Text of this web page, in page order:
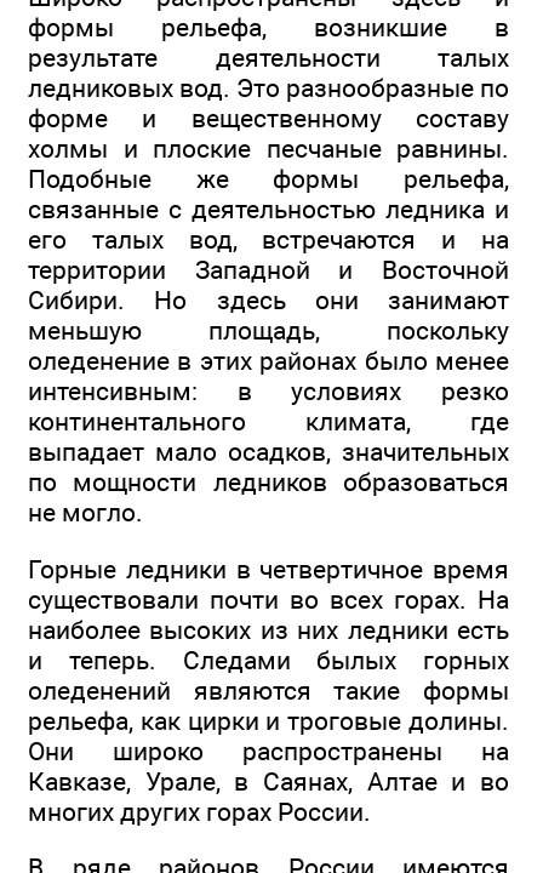
формы рельефа, возникшие в
результате деятельности талых
ледниковых вод. Это разнообразные по
форме и вещественному составу
холмы и плоские песчаные равнины.
Подобные же формы рельефа,
связанные с деятельностью ледника и
его талых вод, встречаются и на
территории Западной и Восточной
Сибири. Но здесь они занимают
меньшую площадь, поскольку
оледенение в этих районах было менее
интенсивным: в условиях резко
континентального климата, где
выпадает мало осадков, значительных
по мощности ледников образоваться
не могло.
Горные ледники в четвертичное время
существовали почти во всех горах. На
наиболее высоких из них ледники есть
и теперь. Следами былых горных
оледенений являются такие формы
рельефа, как цирки и троговые долины.
Они широко распространены на
Кавказе, Урале, в Саянах, Алтае и во
многих других горах России.